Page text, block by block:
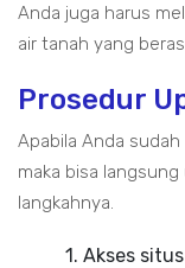
Anda juga harus
air tanah yang
Prosedur
Apabila Anda
maka bisa
langkahnya.
1. Akses